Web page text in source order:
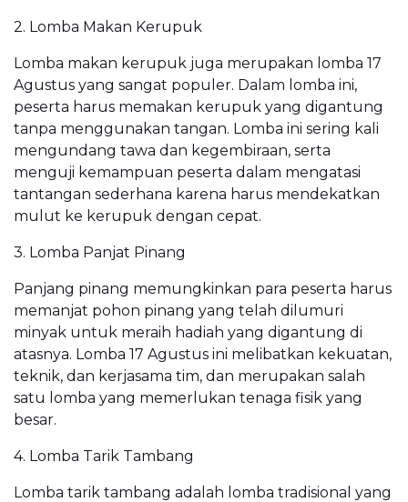
2. Lomba Makan Kerupuk
Lomba makan kerupuk juga merupakan lomba 17
Agustus yang sangat populer. Dalam lomba ini,
peserta harus memakan kerupuk yang digantung
tanpa menggunakan tangan. Lomba ini sering kali
mengundang tawa dan kegembiraan, serta
menguji kemampuan peserta dalam mengatasi
tantangan sederhana karena harus mendekatkan
mulut ke kerupuk dengan cepat.
3. Lomba Panjat Pinang
Panjang pinang memungkinkan para peserta harus
memanjat pohon pinang yang telah dilumuri
minyak untuk meraih hadiah yang digantung di
atasnya. Lomba 17 Agustus ini melibatkan kekuatan,
teknik, dan kerjasama tim, dan merupakan salah
satu lomba yang memerlukan tenaga fisik yang
besar.
4. Lomba Tarik Tambang
Lomba tarik tambang adalah lomba tradisional yang